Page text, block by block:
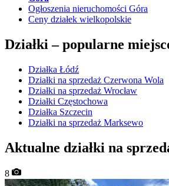
Ogłoszenia nieruchomości Góra
Ceny działek wielkopolskie
Działki –popularne
Działka Łódź
Działki na sprzedaż Czerwona Wola
Działki na sprzedaż Wrocław
Działki Częstochowa
Działka Szczecin
Działki na sprzedaż Marksewo
Aktualne działki na
8